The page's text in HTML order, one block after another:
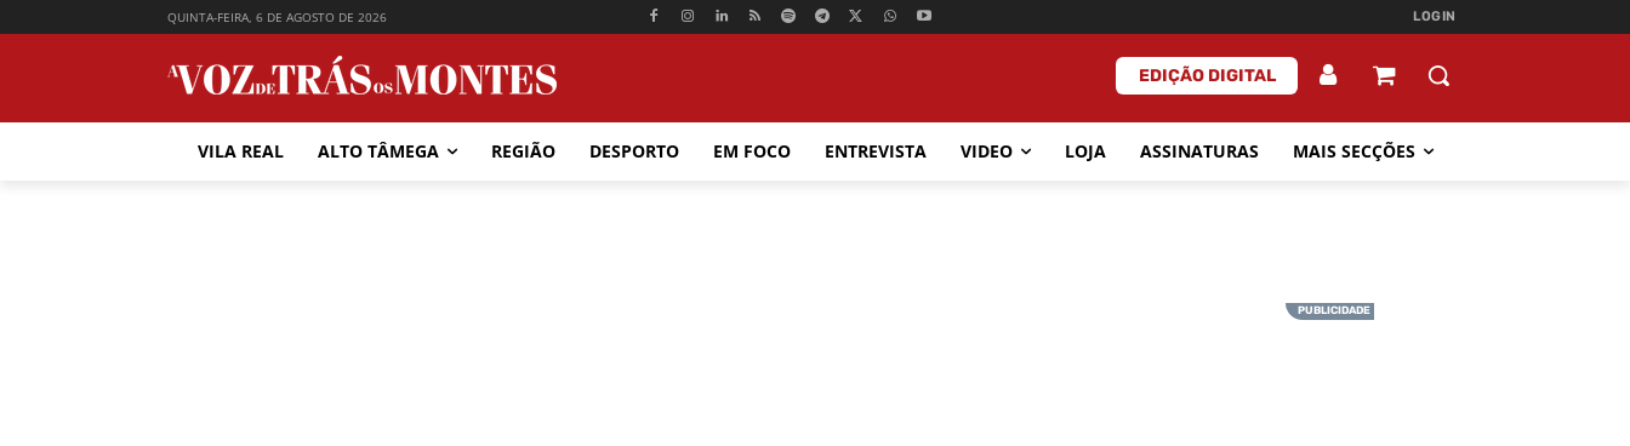
QUINTA-FEIRA, 6 DE AGOSTO DE 2026 LOGIN
EDIÇÃO DIGITAL
VILA REAL ALTO TÂMEGA REGIÃO DESPORTO EM FOCO ENTREVISTA VIDEO LOJA ASSINATURAS MAIS SECÇÕES